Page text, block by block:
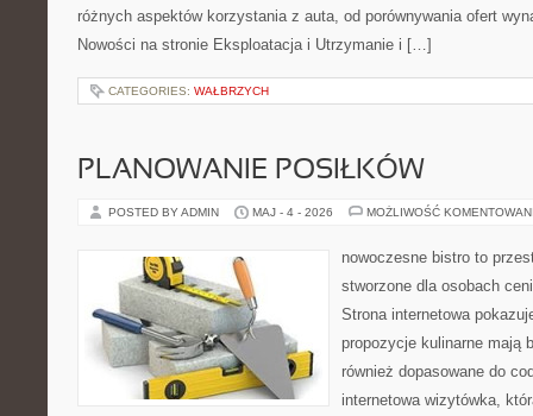
różnych aspektów korzystania z auta, od porównywania ofert
Nowości na stronie Eksploatacja i Utrzymanie i […]
CATEGORIES: WAŁBRZYCH
PLANOWANIE POSIŁKÓW
POSTED BY ADMIN MAJ - 4 - 2026 MOŻLIWOŚĆ
nowoczesne bistro to
stworzone dla osobach
Strona internetowa
propozycje kulinarne mają
również dopasowane do
internetowa wizytówka,